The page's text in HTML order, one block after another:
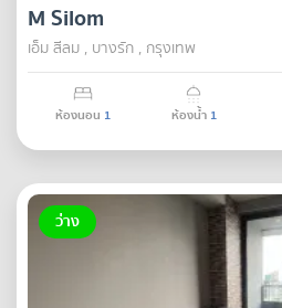
M Silom
เอ็ม สีลม , บางรัก , กรุงเทพ
ห้องนอน 1 ห้องน้ำ 1
ว่าง